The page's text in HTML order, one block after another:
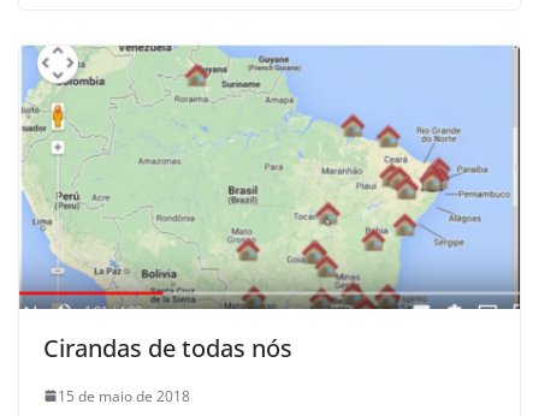
Cirandas de todas nós
15 de maio de 2018